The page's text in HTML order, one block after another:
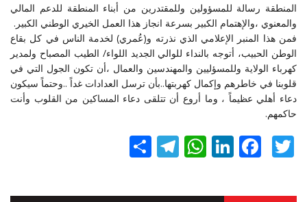
المنطقة رسالة للمسؤولين وللمقتدرين من أبناء المنطقة للدعم المالي
والمعنوي ،والإهتمام الكبير بسرعة انجاز هذا العمل الخيري الوطني الكبير.
فمن هذا المنبر الإعلامي الذي نذرته و(عُمري) لخدمة الناس في كل بقاع
الوطن الحبيب، أتوجه بالنداء للوالي الجديد اللواء/ الطيب المصباح ولمدير
كهرباء الولاية وللمسؤليين والمهندسين والعمال ،أن تكون الجول التي في
قلوبنا في خاطرهم وإكمال كهربتها..بأن ترسل العدادات غداً ..وحتماً سيكون
دعاء أهلي عظيماً ، وما أروع أن تتلقى دعاء المساكين من القلوب وأنت
حاكمهم.
Twitter
Facebook
LinkedIn
WhatsApp
Telegram